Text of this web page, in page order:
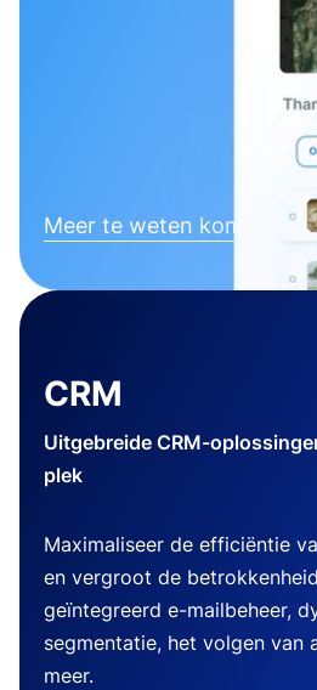
Meer te weten komen
CRM
Uitgebreide CRM-
plek
Maximaliseer de efficiëntie
en vergroot de
geïntegreerd e-mailbeheer,
segmentatie, het volgen van
meer.